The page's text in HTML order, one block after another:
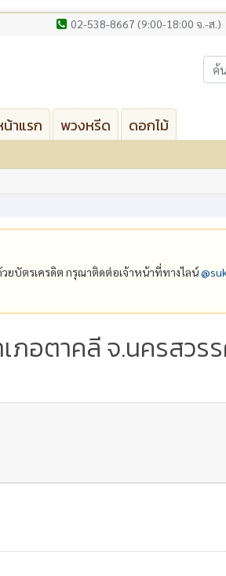
02-538-8667 (9:00-18:00 จ.-ส.)
น้าแรก พวงหรีด ดอกไม้
ยบัตรเครดิต กรุณาติดต่อเจ้าหน้าที่ทางไลน์
ภอตาคลี จ.นครสวร